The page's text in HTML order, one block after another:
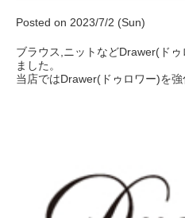
Posted on 2023/7/2 (Sun)
ブラウス,ニットなどDrawer(ド
ました。
当店ではDrawer(ドゥロワー)を強